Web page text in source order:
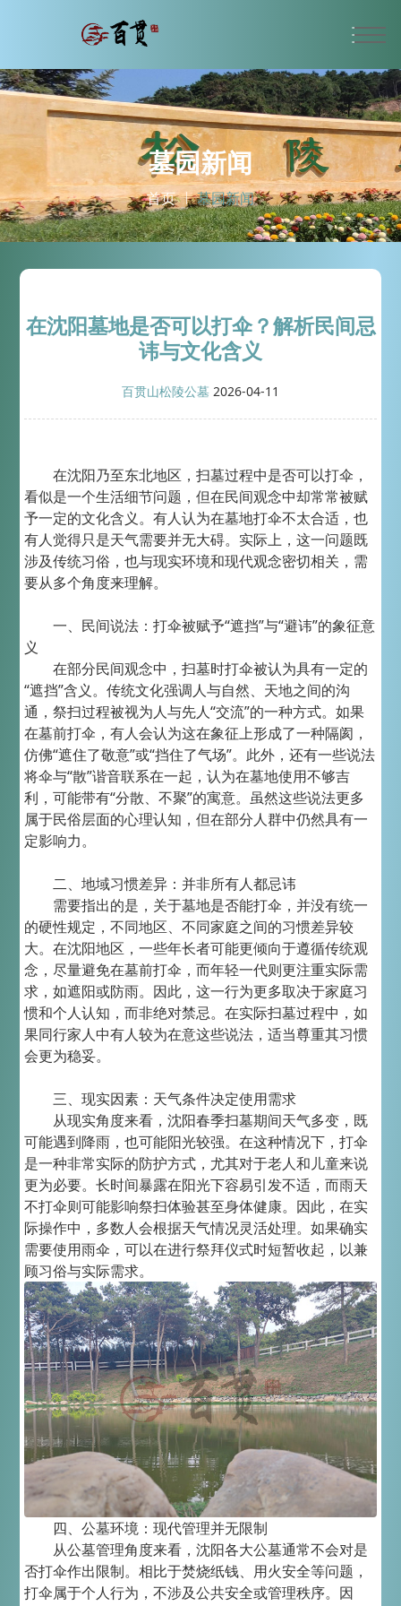
墓园新闻
首页 墓园新闻
在沈阳墓地是否可以打伞？解析民间忌
讳与文化含义
百贯山松陵公墓 2026-04-11
在沈阳乃至东北地区，扫墓过程中是否可以打伞，
看似是一个生活细节问题，但在民间观念中却常常被赋
予一定的文化含义。有人认为在墓地打伞不太合适，也
有人觉得只是天气需要并无大碍。实际上，这一问题既
涉及传统习俗，也与现实环境和现代观念密切相关，需
要从多个角度来理解。
一、民间说法：打伞被赋予“遮挡”与“避讳”的象征意
义
在部分民间观念中，扫墓时打伞被认为具有一定的
“遮挡”含义。传统文化强调人与自然、天地之间的沟
通，祭扫过程被视为人与先人“交流”的一种方式。如果
在墓前打伞，有人会认为这在象征上形成了一种隔阂，
仿佛“遮住了敬意”或“挡住了气场”。此外，还有一些说法
将伞与“散”谐音联系在一起，认为在墓地使用不够吉
利，可能带有“分散、不聚”的寓意。虽然这些说法更多
属于民俗层面的心理认知，但在部分人群中仍然具有一
定影响力。
二、地域习惯差异：并非所有人都忌讳
需要指出的是，关于墓地是否能打伞，并没有统一
的硬性规定，不同地区、不同家庭之间的习惯差异较
大。在沈阳地区，一些年长者可能更倾向于遵循传统观
念，尽量避免在墓前打伞，而年轻一代则更注重实际需
求，如遮阳或防雨。因此，这一行为更多取决于家庭习
惯和个人认知，而非绝对禁忌。在实际扫墓过程中，如
果同行家人中有人较为在意这些说法，适当尊重其习惯
会更为稳妥。
三、现实因素：天气条件决定使用需求
从现实角度来看，沈阳春季扫墓期间天气多变，既
可能遇到降雨，也可能阳光较强。在这种情况下，打伞
是一种非常实际的防护方式，尤其对于老人和儿童来说
更为必要。长时间暴露在阳光下容易引发不适，而雨天
不打伞则可能影响祭扫体验甚至身体健康。因此，在实
际操作中，多数人会根据天气情况灵活处理。如果确实
需要使用雨伞，可以在进行祭拜仪式时短暂收起，以兼
顾习俗与实际需求。
四、公墓环境：现代管理并无限制
从公墓管理角度来看，沈阳各大公墓通常不会对是
否打伞作出限制。相比于焚烧纸钱、用火安全等问题，
打伞属于个人行为，不涉及公共安全或管理秩序。因